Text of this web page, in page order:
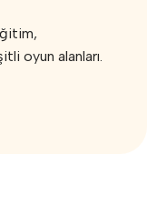
oyun alanları.